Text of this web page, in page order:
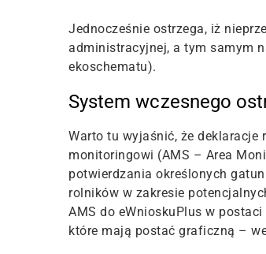
Jednocześnie ostrzega, iż
administracyjnej, a tym samym
ekoschematu).
System wczesnego
Warto tu wyjaśnić, że deklaracje
monitoringowi (AMS – Area
potwierdzania określonych
rolników w zakresie
AMS do eWnioskuPlus w
które mają postać graficzną –